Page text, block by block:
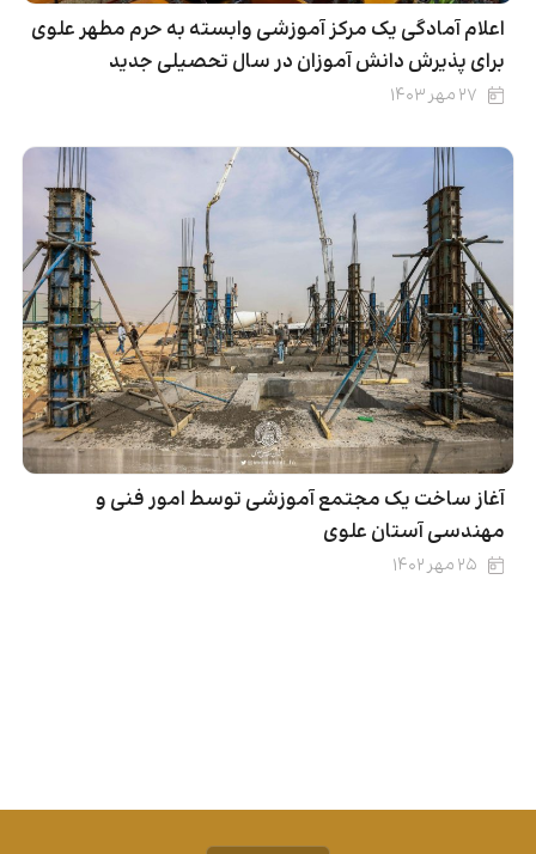
اعلام آمادگی یک مرکز آموزشی وابسته به حرم مطهر علوی
برای پذیرش دانش آموزان در سال تحصیلی جدید
۲۷ مهر ۱۴۰۳
آغاز ساخت یک مجتمع آموزشی توسط امور فنی و
مهندسی آستان علوی
۲۵ مهر ۱۴۰۲